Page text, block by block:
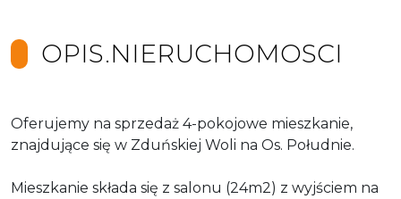
OPIS.NIERUCHOMOSCI
Oferujemy na sprzedaż 4-pokojowe mieszkanie,
znajdujące się w Zduńskiej Woli na Os. Południe.
Mieszkanie składa się z salonu (24m2) z wyjściem na